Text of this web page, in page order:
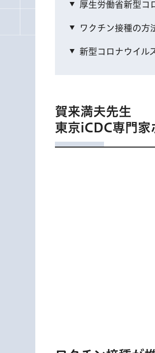
厚生労働省新型コ
ワクチン接種の方
新型コロナウイル
賀来満夫先生
東京iCDC専門家